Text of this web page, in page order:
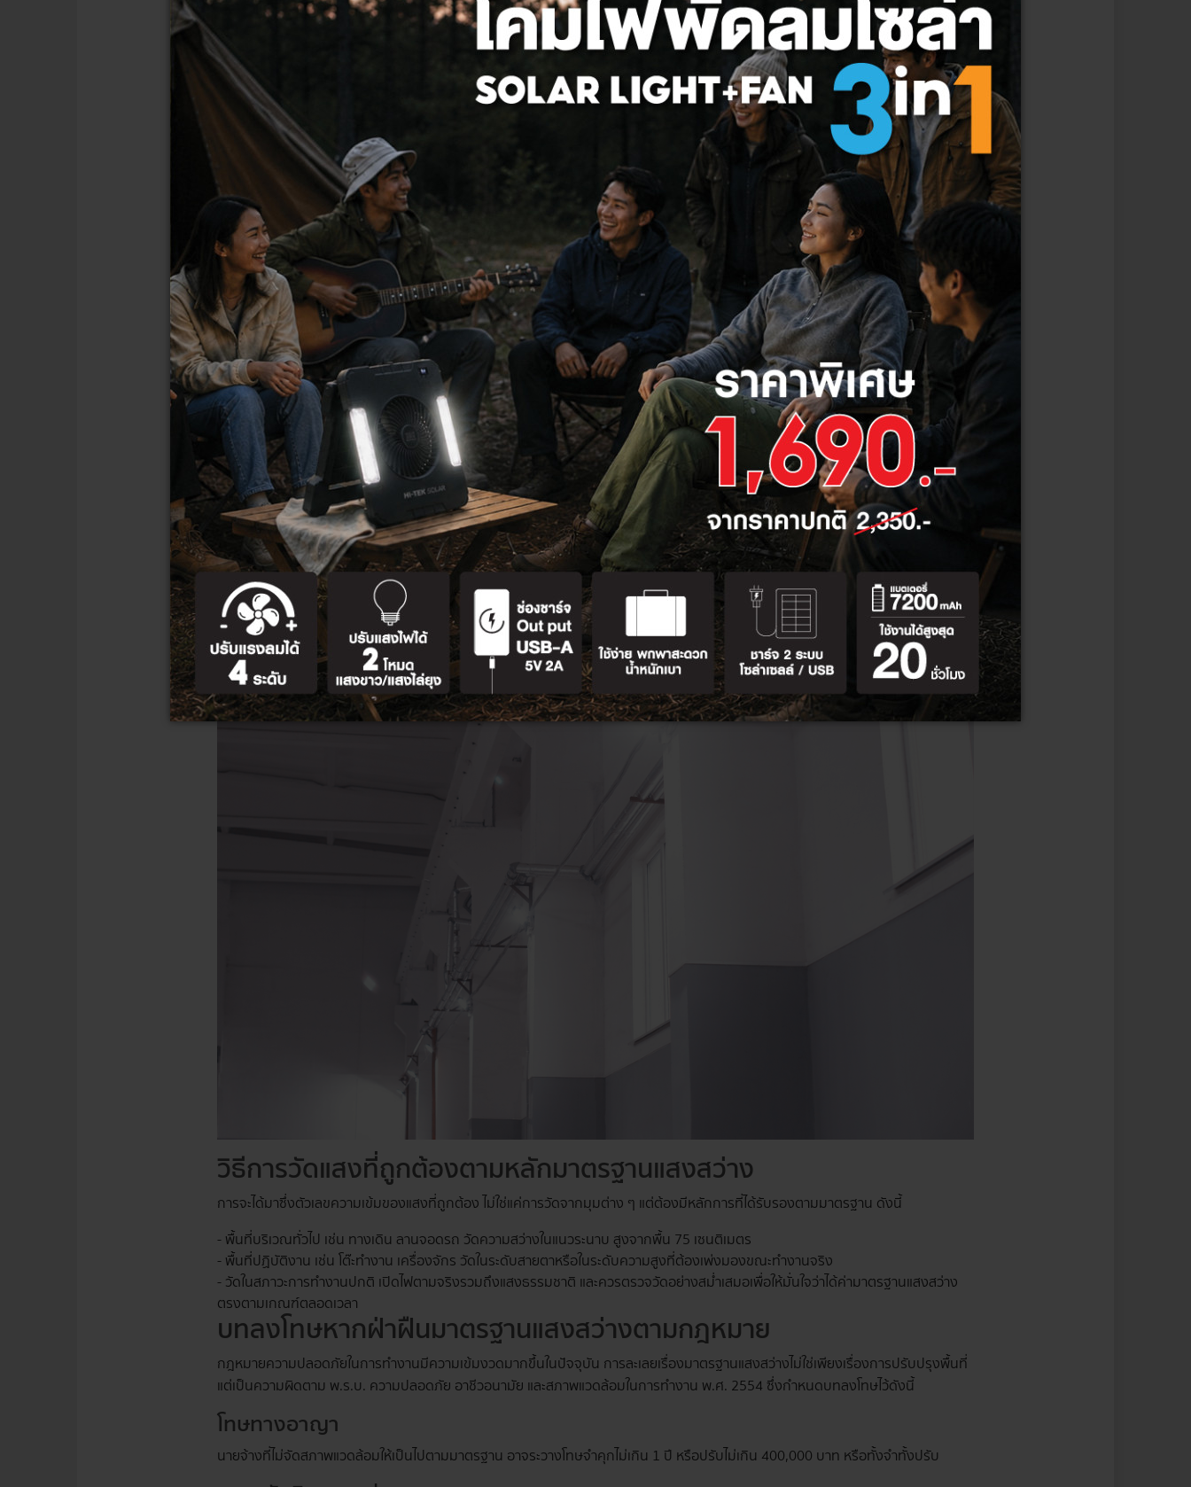
ค่าความสว่างขั้นต่ำ (Lux)
ทางเดิน, บันได, ห้องน้ำ
50 - 100
ห้องประชุม, ห้องรับประทานอาหาร
โต๊ะทำงานทั่วไป, งานพิมพ์เอกสาร
งานออกแบบ, เขียนแบบ, ตรวจทานเอกสาร
700 - 1,000
ค่ามาตรฐานแสงสว่างในโรงงานอุตสาหกรรม
พื้นที่โรงงานมีความหลากหลาย ตั้งแต่คลังสินค้าไปจนถึงสายการผลิตที่ต้องใช้ความแม่นยำระดับไมโคร ดังนั้นมาตรฐานแสงสว่างในโรงงาน
จึงมีความละเอียดและแบ่งตามประเภทกิจกรรมอย่างชัดเจน
พื้นที่การใช้งาน
ค่าความสว่างขั้นต่ำ (Lux)
ลานจอดรถ, ทางเดินภายนอก
20 - 50
คลังสินค้า, จุดบรรจุหีบห่อ
100 - 200
สายการผลิตทั่วไป, งานประกอบชิ้นส่วน
300 - 400
งานประกอบอิเล็กทรอนิกส์, งานกลึง
500 - 1,000
งานตรวจสอบคุณภาพขนาดเล็กมาก
1,000 - 2,000
หมายเหตุ: ตัวเลขค่าความสว่างควรมีการตรวจวัดอย่างสม่ำเสมอด้วยเครื่องวัดแสงในระดับสายตาหรือระดับพื้นที่ปฏิบัติงานจริง เพื่อให้
มั่นใจว่าได้ค่ามาตรฐานแสงสว่างตรงตามที่กฎหมายกำหนด
วิธีการวัดแสงที่ถูกต้องตามหลักมาตรฐานแสงสว่าง
การจะได้มาซึ่งตัวเลขความเข้มของแสงที่ถูกต้อง ไม่ใช่แค่การวัดจากมุมต่าง ๆ แต่ต้องมีหลักการที่ได้รับรองตามมาตรฐาน ดังนี้
- พื้นที่บริเวณทั่วไป เช่น ทางเดิน ลานจอดรถ วัดความสว่างในแนวระนาบ สูงจากพื้น 75 เซนติเมตร
- พื้นที่ปฏิบัติงาน เช่น โต๊ะทำงาน เครื่องจักร วัดในระดับสายตาหรือในระดับความสูงที่ต้องเพ่งมองขณะทำงานจริง
- วัดในสภาวะการทำงานปกติ เปิดไฟตามจริงรวมถึงแสงธรรมชาติ และควรตรวจวัดอย่างสม่ำเสมอเพื่อให้มั่นใจว่าได้ค่ามาตรฐานแสงสว่าง
ตรงตามเกณฑ์ตลอดเวลา
บทลงโทษหากฝ่าฝืนมาตรฐานแสงสว่างตามกฎหมาย
กฎหมายความปลอดภัยในการทำงานมีความเข้มงวดมากขึ้นในปัจจุบัน การละเลยเรื่องมาตรฐานแสงสว่างไม่ใช่เพียงเรื่องการปรับปรุงพื้นที่
แต่เป็นความผิดตาม พ.ร.บ. ความปลอดภัย อาชีวอนามัย และสภาพแวดล้อมในการทำงาน พ.ศ. 2554 ซึ่งกำหนดบทลงโทษไว้ดังนี้
โทษทางอาญา
นายจ้างที่ไม่จัดสภาพแวดล้อมให้เป็นไปตามมาตรฐาน อาจระวางโทษจำคุกไม่เกิน 1 ปี หรือปรับไม่เกิน 400,000 บาท หรือทั้งจำทั้งปรับ